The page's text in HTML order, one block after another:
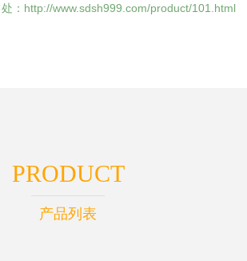
：http://www.sdsh999.com/product/101.html
PRODUCT
产品列表